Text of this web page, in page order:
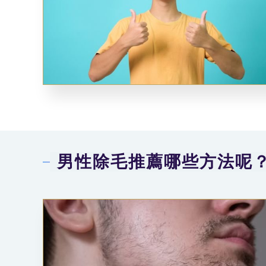
男性除毛推薦哪些方法呢